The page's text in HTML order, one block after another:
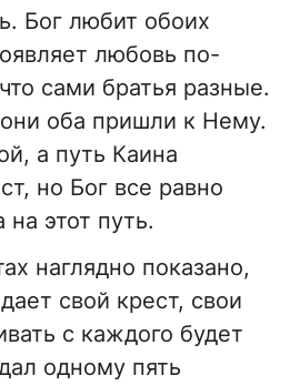
Бог любит обоих
любовь по-
сами братья разные.
оба пришли к Нему.
а путь Каина
но Бог все равно
на этот путь.
наглядно показано,
свой крест, свои
с каждого будет
одному пять